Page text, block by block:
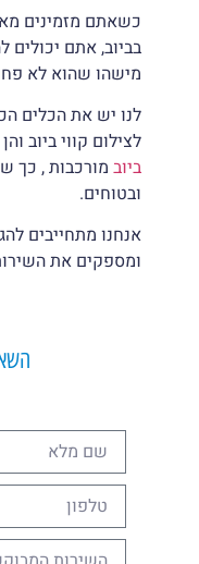
כשאתם מזמינים
בביוב, אתם יכולים
מישהו שהוא לא
לנו יש את הכלים
לצילום קווי ביוב
ביובמורכבות , כך
ובטוחים.
אנחנו מתחייבים
ומספקים את